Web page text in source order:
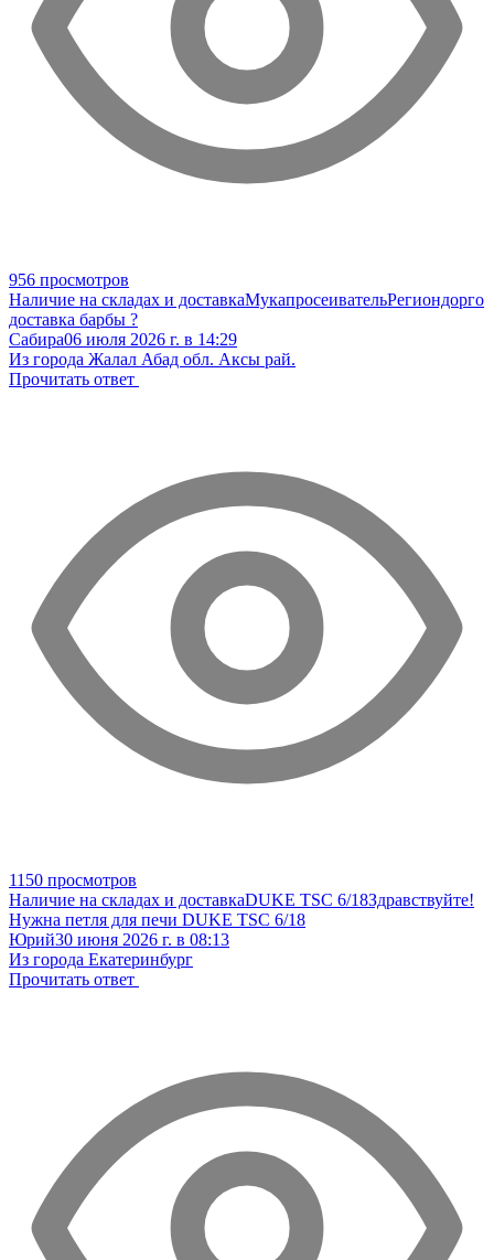
956 просмотров
Наличие на складах и доставкаМукапросеивательРегиондорго
доставка барбы ?
Сабира06 июля 2026 г. в 14:29
Из города Жалал Абад обл. Аксы рай.
Прочитать ответ
1150 просмотров
Наличие на складах и доставкаDUKE TSC 6/18Здравствуйте!
Нужна петля для печи DUKE TSC 6/18
Юрий30 июня 2026 г. в 08:13
Из города Екатеринбург
Прочитать ответ